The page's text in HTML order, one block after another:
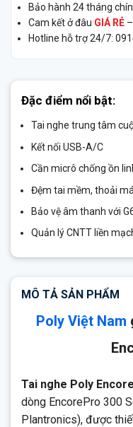
Bảo hành 24 tháng
Cam kết ở đâu GIÁ RẺ –
Hotline hỗ trợ 24/7:
Đặc điểm nổi bật:
Tai nghe trung tâm
Kết nối USB-A/C
Cần micrô chống ồn
Đệm tai mềm, thoải
Bảo vệ âm thanh với
Quản lý CNTT liền
MÔ TẢ SẢN PHẨM
Poly Việt Nam
Tai nghe Poly
dòng EncorePro 300
Plantronics), được